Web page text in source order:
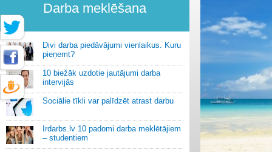
Darba meklēšana
Divi darba piedāvājumi vienlaikus. Kuru
pieņemt?
10 biežāk uzdotie jautājumi darba
intervijās
Sociālie tīkli var palīdzēt atrast darbu
Irdarbs.lv 10 padomi darba meklētājiem
– studentiem